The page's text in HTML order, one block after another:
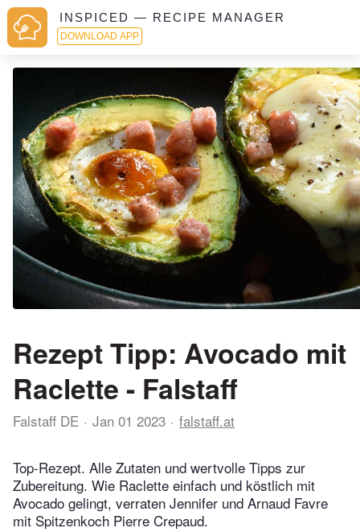
INSPICED — RECIPE MANAGER
DOWNLOAD APP
Rezept Tipp: Avocado mit
Raclette - Falstaff
Falstaff DE Jan 01 2023 falstaff.at
Top-Rezept. Alle Zutaten und wertvolle Tipps zur
Zubereitung. Wie Raclette einfach und köstlich mit
Avocado gelingt, verraten Jennifer und Arnaud Favre
mit Spitzenkoch Pierre Crepaud.